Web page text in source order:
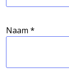
Naam *